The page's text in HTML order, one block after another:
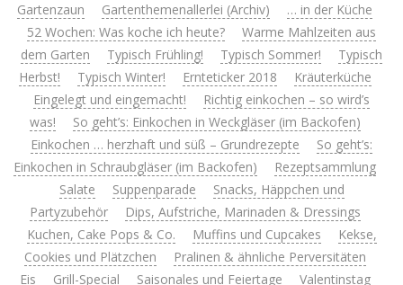
Gartenzaun
Gartenthemenallerlei (Archiv)
… in der Küche
52 Wochen: Was koche ich heute?
Warme Mahlzeiten aus
dem Garten
Typisch Frühling! Typisch Sommer!
Typisch
Herbst!
Typisch Winter! Ernteticker 2018
Kräuterküche
Eingelegt und eingemacht!
Richtig einkochen – so wird’s
was!
So geht’s: Einkochen in Weckgläser (im Backofen)
Einkochen … herzhaft und süß – Grundrezepte
So geht’s:
Einkochen in Schraubgläser (im Backofen)
Rezeptsammlung
Salate
Suppenparade
Snacks, Häppchen und
Partyzubehör
Dips, Aufstriche, Marinaden & Dressings
Kuchen, Cake Pops & Co.
Muffins und Cupcakes
Kekse,
Cookies und Plätzchen
Pralinen & ähnliche Perversitäten
Eis
Grill-Special Saisonales und Feiertage
Valentinstag